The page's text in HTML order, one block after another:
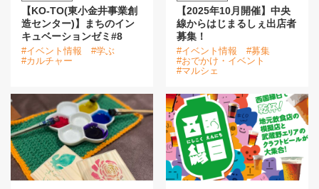
【KO-TO(東小金井事業創
造センター)】まちのイン
キュベーションゼミ#8
#イベント情報
#学ぶ
#カルチャー
【2025年10月開催】中央
線からはじまるしぇ出店者
募集！
#イベント情報
#募集
#おでかけ・イベント
#マルシェ